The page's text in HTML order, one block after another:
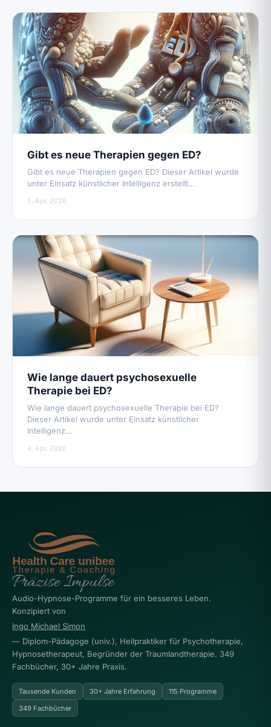
Gibt es neue Therapien gegen ED?
Gibt es neue Therapien gegen ED? Dieser Artikel wurde
unter Einsatz künstlicher Intelligenz erstellt…
5. Apr. 2026
Wie lange dauert psychosexuelle
Therapie bei ED?
Wie lange dauert psychosexuelle Therapie bei ED?
Dieser Artikel wurde unter Einsatz künstlicher
Intelligenz…
4. Apr. 2026
Audio-Hypnose-Programme für ein besseres Leben.
Konzipiert von
Ingo Michael Simon
— Diplom-Pädagoge (univ.), Heilpraktiker für Psychotherapie,
Hypnosetherapeut, Begründer der Traumlandtherapie. 349
Fachbücher, 30+ Jahre Praxis.
Tausende Kunden 30+ Jahre Erfahrung
115 Programme
349 Fachbücher